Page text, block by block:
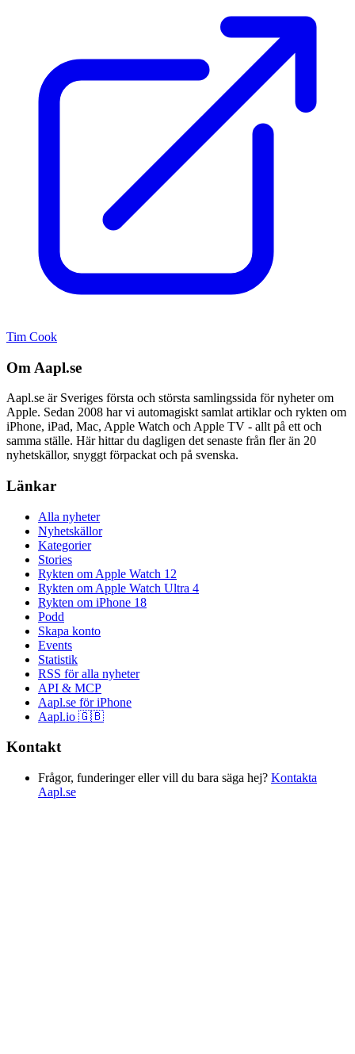
Tim Cook
Om Aapl.se
Aapl.se är Sveriges första och största samlingssida för nyheter om
Apple. Sedan 2008 har vi automagiskt samlat artiklar och rykten om
iPhone, iPad, Mac, Apple Watch och Apple TV - allt på ett och
samma ställe. Här hittar du dagligen det senaste från fler än 20
nyhetskällor, snyggt förpackat och på svenska.
Länkar
Alla nyheter
Nyhetskällor
Kategorier
Stories
Rykten om Apple Watch 12
Rykten om Apple Watch Ultra 4
Rykten om iPhone 18
Podd
Skapa konto
Events
Statistik
RSS för alla nyheter
API & MCP
Aapl.se för iPhone
Aapl.io 🇬🇧
Kontakt
Frågor, funderinger eller vill du bara säga hej? Kontakta
Aapl.se